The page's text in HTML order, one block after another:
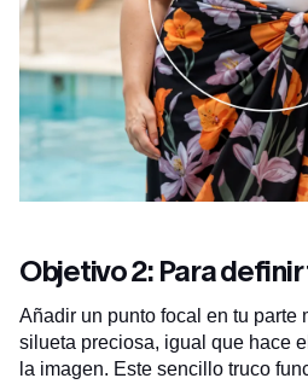
Objetivo 2: Para
Añadir un punto focal en tu parte
silueta preciosa, igual que hace
la imagen. Este sencillo truco